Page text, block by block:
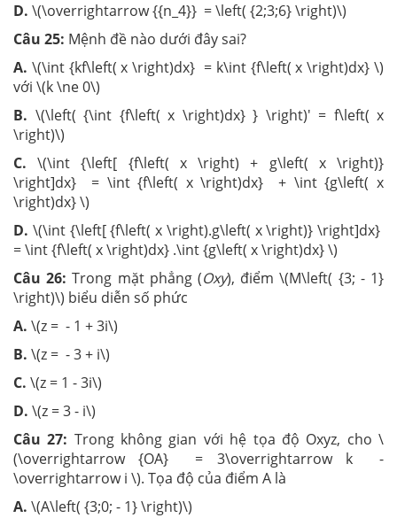
D. \(\overrightarrow {{n_4}} = \left( {2;3;6} \right)\)
Câu 25: Mệnh đề nào dưới đây sai?
A. \(\int {kf\left( x \right)dx} = k\int {f\left( x \right)dx} \)
với \(k \ne 0\)
B. \(\left( {\int {f\left( x \right)dx} } \right)' = f\left( x
\right)\)
C.\(\int {\left[ {f\left( x \right) + g\left( x \right)}
\right]dx} = \int {f\left( x \right)dx} + \int {g\left( x
\right)dx} \)
D. \(\int {\left[ {f\left( x \right).g\left( x \right)} \right]dx}
= \int {f\left( x \right)dx} .\int {g\left( x \right)dx} \)
Câu 26:Trong mặt phẳng (Oxy), điểm \(M\left( {3; - 1}
\right)\) biểu diễn số phức
A. \(z = - 1 + 3i\)
B. \(z = - 3 + i\)
C. \(z = 1 - 3i\)
D. \(z = 3 - i\)
Câu 27: Trong không gian với hệ tọa độ Oxyz, cho \
(\overrightarrow {OA} = 3\overrightarrow k -
\overrightarrow i \). Tọa độ của điểm A là
A. \(A\left( {3;0; - 1} \right)\)